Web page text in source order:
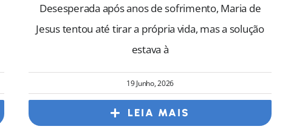
Desesperada após anos de sofrimento, Maria de
Jesus tentou até tirar a própria vida, mas a solução
estava à
19 Junho, 2026
LEIA MAIS